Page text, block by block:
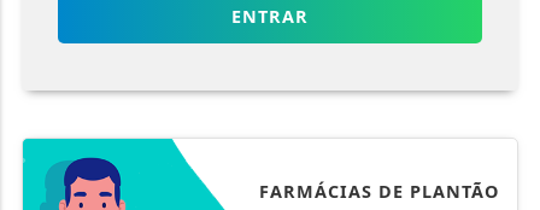
ENTRAR
FARMÁCIAS DE PLANTÃO